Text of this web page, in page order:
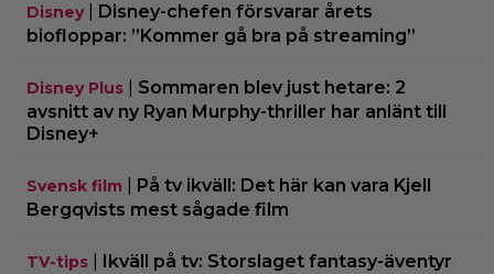
Disney| Disney-chefen försvarar årets
biofloppar: ”Kommer gå bra på streaming”
Disney Plus
Sommaren blev just hetare: 2
avsnitt av ny Ryan Murphy-thriller har anlänt till
Disney+
Svensk film
På tv ikväll: Det här kan vara Kjell
Bergqvists mest sågade film
TV-tips
Ikväll på tv: Storslaget fantasy-äventyr